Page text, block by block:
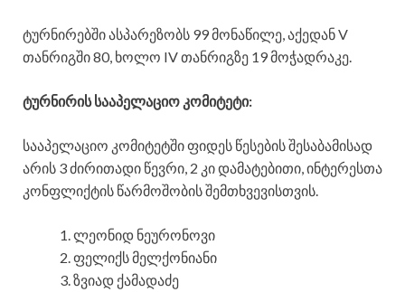
ტურნირებში ასპარეზობს 99 მონაწილე, აქედან V
თანრიგში 80, ხოლო IV თანრიგზე 19 მოჭადრაკე.
ტურნირის სააპელაციო კომიტეტი:
სააპელაციო კომიტეტში ფიდეს წესების შესაბამისად
არის 3 ძირითადი წევრი, 2 კი დამატებითი, ინტერესთა
კონფლიქტის წარმოშობის შემთხვევისთვის.
ლეონიდ ნეურონოვი
ფელიქს მელქონიანი
ზვიად ქამადაძე